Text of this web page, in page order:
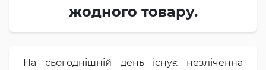
жодного товару.
На сьогоднішній день існує незліченна